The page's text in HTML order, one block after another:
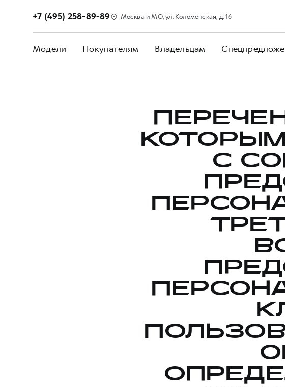
+7 (495) 258-89-89 Москва и МО, ул. Коломенская, д. 16
Модели Покупателям Владельцам
С